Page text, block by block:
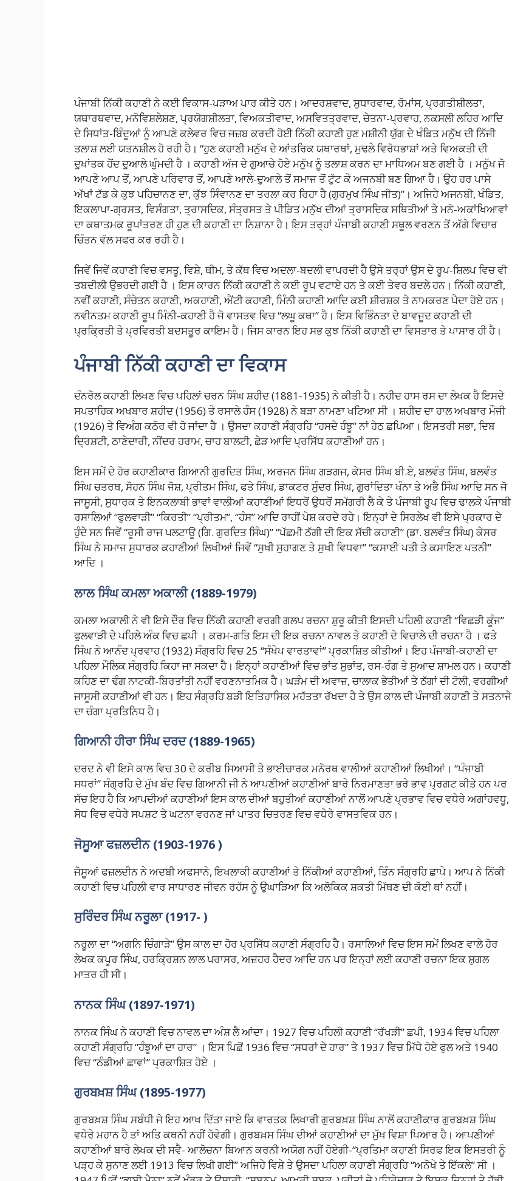
ਪੰਜਾਬੀ ਨਿੱਕੀ ਕਹਾਣੀ ਨੇ ਕਈ ਵਿਕਾਸ-ਪੜਾਅ ਪਾਰ ਕੀਤੇ ਹਨ। ਆਦਰਸ਼ਵਾਦ, ਸੁਧਾਰਵਾਦ, ਰੋਮਾਂਸ, ਪ੍ਰਗਤੀਸ਼ੀਲਤਾ,
ਯਥਾਰਥਵਾਦ, ਮਨੋਵਿਸ਼ਲੇਸ਼ਣ, ਪ੍ਰਯੋਗਸ਼ੀਲਤਾ, ਵਿਅਕਤੀਵਾਦ, ਅਸਵਿਤਤ੍ਰਵਾਦ, ਚੇਤਨਾ-ਪ੍ਰਵਾਹ, ਨਕਸਲੀ ਲਹਿਰ ਆਦਿ
ਦੇ ਸਿਧਾਂਤ-ਬਿੰਦੂਆਂ ਨੂੰ ਆਪਣੇ ਕਲੇਵਰ ਵਿਚ ਜਜ਼ਬ ਕਰਦੀ ਹੋਈ ਨਿੱਕੀ ਕਹਾਣੀ ਹੁਣ ਮਸ਼ੀਨੀ ਯੁੱਗ ਦੇ ਖੰਡਿਤ ਮਨੁੱਖ ਦੀ ਨਿੱਜੀ
ਤਲਾਸ਼ ਲਈ ਯਤਨਸ਼ੀਲ ਹੋ ਰਹੀ ਹੈ। “ਹੁਣ ਕਹਾਣੀ ਮਨੁੱਖ ਦੇ ਆਂਤਰਿਕ ਯਥਾਰਥਾਂ, ਮੁਢਲੇ ਵਿਰੋਧਭਾਸ਼ਾਂ ਅਤੇ ਵਿਅਕਤੀ ਦੀ
ਦੁਖਾਂਤਕ ਹੋਂਦ ਦੁਆਲੇ ਘੁੰਮਦੀ ਹੈ । ਕਹਾਣੀ ਅੱਜ ਦੇ ਗੁਆਚੇ ਹੋਏ ਮਨੁੱਖ ਨੂੰ ਤਲਾਸ਼ ਕਰਨ ਦਾ ਮਾਧਿਅਮ ਬਣ ਗਈ ਹੈ । ਮਨੁੱਖ ਜੋ
ਆਪਣੇ ਆਪ ਤੋਂ, ਆਪਣੇ ਪਰਿਵਾਰ ਤੋਂ, ਆਪਣੇ ਆਲੇ-ਦੁਆਲੇ ਤੋਂ ਸਮਾਜ ਤੋਂ ਟੁੱਟ ਕੇ ਅਜਨਬੀ ਬਣ ਗਿਆ ਹੈ। ਉਹ ਹਰ ਪਾਸੇ
ਅੱਖਾਂ ਟੱਡ ਕੇ ਕੁਝ ਪਹਿਚਾਨਣ ਦਾ, ਕੁੱਝ ਸਿੰਵਾਨਣ ਦਾ ਤਰਲਾ ਕਰ ਰਿਹਾ ਹੈ (ਗੁਰਮੁਖ ਸਿੰਘ ਜੀਤ)”। ਅਜਿਹੇ ਅਜਨਬੀ, ਖੰਡਿਤ,
ਇਕਲਾਪਾ-ਗ੍ਰਸਤ, ਵਿਸੰਗਤਾ, ਤ੍ਰਾਸਦਿਕ, ਸੰਤ੍ਰਸਤ ਤੇ ਪੀੜਿਤ ਮਨੁੱਖ ਦੀਆਂ ਤ੍ਰਾਸਦਿਕ ਸਥਿਤੀਆਂ ਤੇ ਮਨੋ-ਅਕਾਂਖਿਆਵਾਂ
ਦਾ ਕਥਾਤਮਕ ਰੂਪਾਂਤਰਣ ਹੀ ਹੁਣ ਦੀ ਕਹਾਣੀ ਦਾ ਨਿਸ਼ਾਨਾ ਹੈ। ਇਸ ਤਰ੍ਹਾਂ ਪੰਜਾਬੀ ਕਹਾਣੀ ਸਥੂਲ ਵਰਣਨ ਤੋਂ ਅੱਗੇ ਵਿਚਾਰ
ਚਿੰਤਨ ਵੱਲ ਸਫਰ ਕਰ ਰਹੀ ਹੈ।
ਜਿਵੇਂ ਜਿਵੇਂ ਕਹਾਣੀ ਵਿਚ ਵਸਤੂ, ਵਿਸ਼ੇ, ਥੀਮ, ਤੇ ਕੱਥ ਵਿਚ ਅਦਲਾ-ਬਦਲੀ ਵਾਪਰਦੀ ਹੈ ਉਸੇ ਤਰ੍ਹਾਂ ਉਸ ਦੇ ਰੂਪ-ਸ਼ਿਲਪ ਵਿਚ ਵੀ
ਤਬਦੀਲੀ ਉਭਰਦੀ ਗਈ ਹੈ । ਇਸ ਕਾਰਨ ਨਿੱਕੀ ਕਹਾਣੀ ਨੇ ਕਈ ਰੂਪ ਵਟਾਏ ਹਨ ਤੇ ਕਈ ਤੇਵਰ ਬਦਲੇ ਹਨ। ਨਿੱਕੀ ਕਹਾਣੀ,
ਨਵੀਂ ਕਹਾਣੀ, ਸੰਚੇਤਨ ਕਹਾਣੀ, ਅਕਹਾਣੀ, ਐਂਟੀ ਕਹਾਣੀ, ਮਿੰਨੀ ਕਹਾਣੀ ਆਦਿ ਕਈ ਸ਼ੀਰਸ਼ਕ ਤੇ ਨਾਮਕਰਣ ਪੈਦਾ ਹੋਏ ਹਨ।
ਨਵੀਨਤਮ ਕਹਾਣੀ ਰੂਪ ਮਿੰਨੀ-ਕਹਾਣੀ ਹੈ ਜੋ ਵਾਸਤਵ ਵਿਚ “ਲਘੂ ਕਥਾ” ਹੈ। ਇਸ ਵਿਭਿੰਨਤਾ ਦੇ ਬਾਵਜੂਦ ਕਹਾਣੀ ਦੀ
ਪ੍ਰਕ੍ਰਿਤੀ ਤੇ ਪ੍ਰਵਿਰਤੀ ਬਦਸਤੂਰ ਕਾਇਮ ਹੈ। ਜਿਸ ਕਾਰਨ ਇਹ ਸਭ ਕੁਝ ਨਿੱਕੀ ਕਹਾਣੀ ਦਾ ਵਿਸਤਾਰ ਤੇ ਪਾਸਾਰ ਹੀ ਹੈ।
ਪੰਜਾਬੀ ਨਿੱਕੀ ਕਹਾਣੀ ਦਾ ਵਿਕਾਸ
ਦੰਨਰੋਲ ਕਹਾਣੀ ਲਿਖਣ ਵਿਚ ਪਹਿਲਾਂ ਚਰਨ ਸਿੰਘ ਸ਼ਹੀਦ (1881-1935) ਨੇ ਕੀਤੀ ਹੈ। ਨਹੀਦ ਹਾਸ ਰਸ ਦਾ ਲੇਖਕ ਹੈ ਇਸਦੇ
ਸਪਤਾਹਿਕ ਅਖਬਾਰ ਸ਼ਹੀਦ (1956) ਤੇ ਰਸਾਲੇ ਹੰਸ (1928) ਨੇ ਬੜਾ ਨਾਮਣਾ ਖਟਿਆ ਸੀ । ਸ਼ਹੀਦ ਦਾ ਹਾਲ ਅਖਬਾਰ ਮੌਜੀ
(1926) ਤੇ ਵਿਅੰਗ ਕਠੋਰ ਵੀ ਹੋ ਜਾਂਦਾ ਹੈ । ਉਸਦਾ ਕਹਾਣੀ ਸੰਗ੍ਰਹਿ “ਹਸਦੇ ਹੰਝੂ” ਨਾਂ ਹੇਠ ਛਪਿਆ। ਇਸਤਰੀ ਸਭਾ, ਦਿਬ
ਦ੍ਰਿਸ਼ਟੀ, ਠਾਣੇਦਾਰੀ, ਨੀਂਦਰ ਹਰਾਮ, ਚਾਹ ਬਾਲਟੀ, ਛੇੜ ਆਦਿ ਪ੍ਰਸਿੱਧ ਕਹਾਣੀਆਂ ਹਨ।
ਇਸ ਸਮੇਂ ਦੇ ਹੋਰ ਕਹਾਣੀਕਾਰ ਗਿਆਨੀ ਗੁਰਦਿਤ ਸਿੰਘ, ਅਰਜਨ ਸਿੰਘ ਗੜਗਜ, ਕੇਸਰ ਸਿੰਘ ਬੀ.ਏ, ਬਲਵੰਤ ਸਿੰਘ, ਬਲਵੰਤ
ਸਿੰਘ ਚਤਰਥ, ਸੋਹਨ ਸਿੰਘ ਜੋਸ਼, ਪ੍ਰੀਤਮ ਸਿੰਘ, ਫਤੇ ਸਿੰਘ, ਡਾਕਟਰ ਸੁੰਦਰ ਸਿੰਘ, ਗੁਰਾਂਦਿਤਾ ਖੰਨਾ ਤੇ ਅਭੈ ਸਿੰਘ ਆਦਿ ਸਨ ਜੋ
ਜਾਸੂਸੀ, ਸੁਧਾਰਕ ਤੇ ਇਨਕਲਾਬੀ ਭਾਵਾਂ ਵਾਲੀਆਂ ਕਹਾਣੀਆਂ ਇਧਰੋਂ ਉਧਰੋਂ ਸਮੱਗਰੀ ਲੈ ਕੇ ਤੇ ਪੰਜਾਬੀ ਰੂਪ ਵਿਚ ਢਾਲਕੇ ਪੰਜਾਬੀ
ਰਸਾਲਿਆਂ “ਫੁਲਵਾੜੀ” “ਕਿਰਤੀ” “ਪ੍ਰੀਤਮ”, “ਹੰਸ” ਆਦਿ ਰਾਹੀਂ ਪੇਸ਼ ਕਰਦੇ ਰਹੇ। ਇਨ੍ਹਾਂ ਦੇ ਸਿਰਲੇਖ ਵੀ ਇਸੇ ਪ੍ਰਕਾਰ ਦੇ
ਹੁੰਦੇ ਸਨ ਜਿਵੇਂ “ਰੂਸੀ ਰਾਜ ਪਲਟਾਊ (ਗਿ. ਗੁਰਦਿਤ ਸਿੰਘ)” “ਪੱਛਮੀ ਠੱਗੀ ਦੀ ਇਕ ਸੱਚੀ ਕਹਾਣੀ” (ਡਾ. ਬਲਵੰਤ ਸਿੰਘ) ਕੇਸਰ
ਸਿੰਘ ਨੇ ਸਮਾਜ ਸੁਧਾਰਕ ਕਹਾਣੀਆਂ ਲਿਖੀਆਂ ਜਿਵੇਂ “ਸੁਖੀ ਸੁਹਾਗਣ ਤੇ ਸੁਖੀ ਵਿਧਵਾ” “ਕਸਾਈ ਪਤੀ ਤੇ ਕਸਾਇਣ ਪਤਨੀ”
ਆਦਿ ।
ਲਾਲ ਸਿੰਘ ਕਮਲਾ ਅਕਾਲੀ (1889-1979)
ਕਮਲਾ ਅਕਾਲੀ ਨੇ ਵੀ ਇਸੇ ਦੌਰ ਵਿਚ ਨਿੱਕੀ ਕਹਾਣੀ ਵਰਗੀ ਗਲਪ ਰਚਨਾ ਸ਼ੁਰੂ ਕੀਤੀ ਇਸਦੀ ਪਹਿਲੀ ਕਹਾਣੀ “ਵਿਛੜੀ ਕੂੰਜ”
ਫੁਲਵਾੜੀ ਦੇ ਪਹਿਲੇ ਅੰਕ ਵਿਚ ਛਪੀ । ਕਰਮ-ਗਤਿ ਇਸ ਦੀ ਇਕ ਰਚਨਾ ਨਾਵਲ ਤੇ ਕਹਾਣੀ ਦੇ ਵਿਚਾਲੇ ਦੀ ਰਚਨਾ ਹੈ । ਫਤੇ
ਸਿੰਘ ਨੇ ਆਨੰਦ ਪ੍ਰਵਾਹ (1932) ਸੰਗ੍ਰਹਿ ਵਿਚ 25 “ਸੰਖੇਪ ਵਾਰਤਾਵਾਂ” ਪ੍ਰਕਾਸ਼ਿਤ ਕੀਤੀਆਂ। ਇਹ ਪੰਜਾਬੀ-ਕਹਾਣੀ ਦਾ
ਪਹਿਲਾ ਮੌਲਿਕ ਸੰਗ੍ਰਹਿ ਕਿਹਾ ਜਾ ਸਕਦਾ ਹੈ। ਇਨ੍ਹਾਂ ਕਹਾਣੀਆਂ ਵਿਚ ਭਾਂਤ ਸੁਭਾਂਤ, ਰਸ-ਰੰਗ ਤੇ ਸੁਆਦ ਸ਼ਾਮਲ ਹਨ। ਕਹਾਣੀ
ਕਹਿਣ ਦਾ ਢੰਗ ਨਾਟਕੀ-ਬਿਰਤਾਂਤੀ ਨਹੀਂ ਵਰਣਨਾਤਮਿਕ ਹੈ। ਘੜੰਮ ਦੀ ਅਵਾਜ਼, ਚਾਲਾਕ ਭੇਤੀਆਂ ਤੇ ਠੱਗਾਂ ਦੀ ਟੋਲੀ, ਵਰਗੀਆਂ
ਜਾਸੂਸੀ ਕਹਾਣੀਆਂ ਵੀ ਹਨ। ਇਹ ਸੰਗ੍ਰਹਿ ਬੜੀ ਇਤਿਹਾਸਿਕ ਮਹੱਤਤਾ ਰੱਖਦਾ ਹੈ ਤੇ ਉਸ ਕਾਲ ਦੀ ਪੰਜਾਬੀ ਕਹਾਣੀ ਤੇ ਸਤਨਾਜੇ
ਦਾ ਚੰਗਾ ਪ੍ਰਤਿਨਿਧ ਹੈ।
ਗਿਆਨੀ ਹੀਰਾ ਸਿੰਘ ਦਰਦ (1889-1965)
ਦਰਦ ਨੇ ਵੀ ਇਸੇ ਕਾਲ ਵਿਚ 30 ਦੇ ਕਰੀਬ ਸਿਆਸੀ ਤੇ ਭਾਈਚਾਰਕ ਮਨੋਰਥ ਵਾਲੀਆਂ ਕਹਾਣੀਆਂ ਲਿਖੀਆਂ। “ਪੰਜਾਬੀ
ਸਧਰਾਂ” ਸੰਗ੍ਰਹਿ ਦੇ ਮੁੱਖ ਬੰਦ ਵਿਚ ਗਿਆਨੀ ਜੀ ਨੇ ਆਪਣੀਆਂ ਕਹਾਣੀਆਂ ਬਾਰੇ ਨਿਰਮਾਣਤਾ ਭਰੇ ਭਾਵ ਪ੍ਰਗਟ ਕੀਤੇ ਹਨ ਪਰ
ਸੱਚ ਇਹ ਹੈ ਕਿ ਆਪਦੀਆਂ ਕਹਾਣੀਆਂ ਇਸ ਕਾਲ ਦੀਆਂ ਬਹੁਤੀਆਂ ਕਹਾਣੀਆਂ ਨਾਲੋਂ ਆਪਣੇ ਪ੍ਰਭਾਵ ਵਿਚ ਵਧੇਰੇ ਅਗਾਂਹਵਧੂ,
ਸੋਧ ਵਿਚ ਵਧੇਰੇ ਸਪਸ਼ਟ ਤੇ ਘਟਨਾ ਵਰਨਣ ਜਾਂ ਪਾਤਰ ਚਿਤਰਣ ਵਿਚ ਵਧੇਰੇ ਵਾਸਤਵਿਕ ਹਨ।
ਜੋਸੂਆ ਫਜ਼ਲਦੀਨ (1903-1976 )
ਜੋਸੂਆਂ ਫਜ਼ਲਦੀਨ ਨੇ ਅਦਬੀ ਅਫਸਾਨੇ, ਇਖਲਾਕੀ ਕਹਾਣੀਆਂ ਤੇ ਨਿੱਕੀਆਂ ਕਹਾਣੀਆਂ, ਤਿੰਨ ਸੰਗ੍ਰਹਿ ਛਾਪੇ। ਆਪ ਨੇ ਨਿੱਕੀ
ਕਹਾਣੀ ਵਿਚ ਪਹਿਲੀ ਵਾਰ ਸਾਧਾਰਣ ਜੀਵਨ ਰਹੱਸ ਨੂੰ ਉਘਾੜਿਆ ਕਿ ਅਲੋਕਿਕ ਸ਼ਕਤੀ ਮਿੱਥਣ ਦੀ ਕੋਈ ਥਾਂ ਨਹੀਂ।
ਸੁਰਿੰਦਰ ਸਿੰਘ ਨਰੂਲਾ (1917- )
ਨਰੂਲਾ ਦਾ “ਅਗਨਿ ਚਿੰਗਾੜੇ” ਉਸ ਕਾਲ ਦਾ ਹੋਰ ਪ੍ਰਸਿੱਧ ਕਹਾਣੀ ਸੰਗ੍ਰਹਿ ਹੈ। ਰਸਾਲਿਆਂ ਵਿਚ ਇਸ ਸਮੇਂ ਲਿਖਣ ਵਾਲੇ ਹੋਰ
ਲੇਖਕ ਕਪੂਰ ਸਿੰਘ, ਹਰਕ੍ਰਿਸ਼ਨ ਲਾਲ ਪਰਾਸਰ, ਅਜ਼ਹਰ ਹੈਦਰ ਆਦਿ ਹਨ ਪਰ ਇਨ੍ਹਾਂ ਲਈ ਕਹਾਣੀ ਰਚਨਾ ਇਕ ਸ਼ੁਗਲ
ਮਾਤਰ ਹੀ ਸੀ।
ਨਾਨਕ ਸਿੰਘ (1897-1971)
ਨਾਨਕ ਸਿੰਘ ਨੇ ਕਹਾਣੀ ਵਿਚ ਨਾਵਲ ਦਾ ਅੰਸ਼ ਲੈ ਆਂਦਾ। 1927 ਵਿਚ ਪਹਿਲੀ ਕਹਾਣੀ “ਰੱਖੜੀ” ਛਪੀ, 1934 ਵਿਚ ਪਹਿਲਾ
ਕਹਾਣੀ ਸੰਗ੍ਰਹਿ “ਹੰਝੂਆਂ ਦਾ ਹਾਰ” । ਇਸ ਪਿਛੋਂ 1936 ਵਿਚ “ਸਧਰਾਂ ਦੇ ਹਾਰ” ਤੇ 1937 ਵਿਚ ਮਿੱਧੇ ਹੋਏ ਫੁਲ ਅਤੇ 1940
ਵਿਚ “ਠੰਡੀਆਂ ਛਾਵਾਂ” ਪ੍ਰਕਾਸ਼ਿਤ ਹੋਏ ।
ਗੁਰਬਖ਼ਸ਼ ਸਿੰਘ (1895-1977)
ਗੁਰਬਖ਼ਸ਼ ਸਿੰਘ ਸਬੰਧੀ ਜੇ ਇਹ ਆਖ ਦਿੱਤਾ ਜਾਏ ਕਿ ਵਾਰਤਕ ਲਿਖਾਰੀ ਗੁਰਬਖ਼ਸ਼ ਸਿੰਘ ਨਾਲੋਂ ਕਹਾਣੀਕਾਰ ਗੁਰਬਖ਼ਸ਼ ਸਿੰਘ
ਵਧੇਰੇ ਮਹਾਨ ਹੈ ਤਾਂ ਅਤਿ ਕਥਨੀ ਨਹੀਂ ਹੋਵੇਗੀ। ਗੁਰਬਖ਼ਸ ਸਿੰਘ ਦੀਆਂ ਕਹਾਣੀਆਂ ਦਾ ਮੁੱਖ ਵਿਸ਼ਾ ਪਿਆਰ ਹੈ। ਆਪਣੀਆਂ
ਕਹਾਣੀਆਂ ਬਾਰੇ ਲੇਖਕ ਦੀ ਸਵੈ- ਆਲੋਚਨਾ ਬਿਆਨ ਕਰਨੀ ਅਯੋਗ ਨਹੀਂ ਹੋਏਗੀ-“ਪ੍ਰਤਿਮਾ ਕਹਾਣੀ ਸਿਰਫ ਇਕ ਇਸਤਰੀ ਨੂੰ
ਪੜ੍ਹ ਕੇ ਸੁਨਾਣ ਲਈ 1913 ਵਿਚ ਲਿਖੀ ਗਈ” ਅਜਿਹੇ ਵਿਸ਼ੇ ਤੇ ਉਸਦਾ ਪਹਿਲਾ ਕਹਾਣੀ ਸੰਗ੍ਰਹਿ “ਅਨੋਖੇ ਤੇ ਇੱਕਲੇ” ਸੀ ।